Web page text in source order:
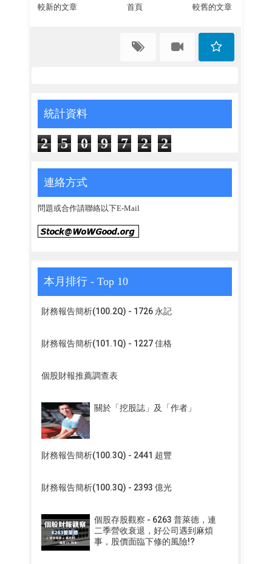
較新的文章 較舊的文章
首頁
統計資料
2 5 0 9 7 2 2
連絡方式
問題或合作請聯絡以下E-Mail
本月排行 - Top 10
財務報告簡析(100.2Q) - 1726 永記
財務報告簡析(101.1Q) - 1227 佳格
個股財報推薦調查表
關於「挖股誌」及「作者」
財務報告簡析(100.3Q) - 2441 超豐
財務報告簡析(100.3Q) - 2393 億光
個股存股觀察 - 6263 普萊德，連
二季營收衰退，好公司遇到麻煩
事，股價面臨下修的風險!?